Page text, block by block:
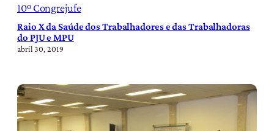
10º Congrejufe
Raio X da Saúde dos Trabalhadores e das Trabalhadoras
do PJU e MPU
abril 30, 2019